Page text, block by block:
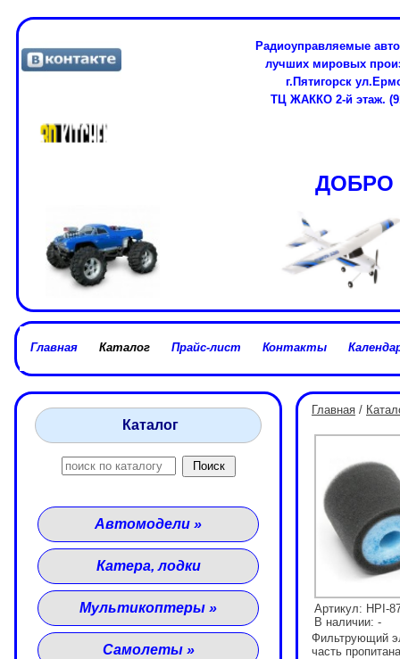
Радиоуправляемые
лучших мировых
г.Пятигорск
ТЦ ЖАККО 2-й этаж.
Главная Каталог Прайс-лист Контакты
Каталог
Автомодели »
Катера, лодки
Мультикоптеры »
Самолеты»
Главная /
Артикул: HPI-
В наличии: -
Фильтрующий
часть